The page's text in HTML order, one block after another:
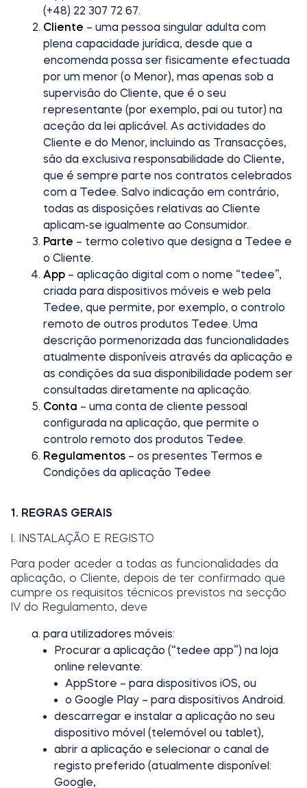
Tedee Bridge
Door Sensor
Cilindros
Adaptadores
Acesso ao domicílio
Tedee Keypad PRO
Tedee Biometric Module
Tedee Dry Contact
Tedee GO2
(+48) 22 307 72 67.
Cliente – uma pessoa singular adulta com
plena capacidade jurídica, desde que a
encomenda possa ser fisicamente efectuada
por um menor (o Menor), mas apenas sob a
supervisão do Cliente, que é o seu
representante (por exemplo, pai ou tutor) na
aceção da lei aplicável. As actividades do
Cliente e do Menor, incluindo as Transacções,
são da exclusiva responsabilidade do Cliente,
que é sempre parte nos contratos celebrados
com a Tedee. Salvo indicação em contrário,
todas as disposições relativas ao Cliente
aplicam-se igualmente ao Consumidor.
Parte – termo coletivo que designa a Tedee e
o Cliente.
App – aplicação digital com o nome “tedee”,
criada para dispositivos móveis e web pela
Tedee, que permite, por exemplo, o controlo
remoto de outros produtos Tedee. Uma
descrição pormenorizada das funcionalidades
atualmente disponíveis através da aplicação e
as condições da sua disponibilidade podem ser
consultadas diretamente na aplicação.
Conta – uma conta de cliente pessoal
configurada na aplicação, que permite o
controlo remoto dos produtos Tedee.
Regulamentos – os presentes Termos e
Condições da aplicação Tedee
1. REGRAS GERAIS
I. INSTALAÇÃO E REGISTO
Para poder aceder a todas as funcionalidades da
aplicação, o Cliente, depois de ter confirmado que
cumpre os requisitos técnicos previstos na secção
IV do Regulamento, deve
para utilizadores móveis:
Procurar a aplicação (“tedee app”) na loja
online relevante:
AppStore – para dispositivos iOS, ou
o Google Play – para dispositivos Android.
descarregar e instalar a aplicação no seu
dispositivo móvel (telemóvel ou tablet),
abrir a aplicação e selecionar o canal de
registo preferido (atualmente disponível:
Google,